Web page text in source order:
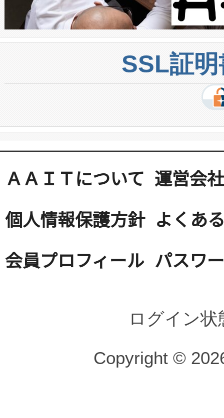
SSL証
ＡＡＩＴについて 運営会社
個人情報保護方針 よくあ
会員プロフィール パスワ
ログイン
Copyright ©